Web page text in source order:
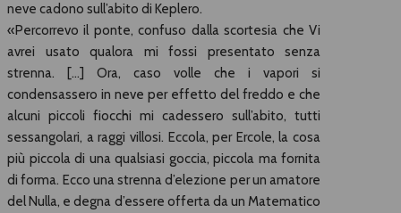
neve cadono sull’abito di Keplero.
«Percorrevo il ponte, confuso dalla scortesia che Vi
avrei usato qualora mi fossi presentato senza
strenna. […] Ora, caso volle che i vapori si
condensassero in neve per effetto del freddo e che
alcuni piccoli fiocchi mi cadessero sull’abito, tutti
sessangolari, a raggi villosi. Eccola, per Ercole, la cosa
più piccola di una qualsiasi goccia, piccola ma fornita
di forma. Ecco una strenna d’elezione per un amatore
del Nulla, e degna d’essere offerta da un Matematico